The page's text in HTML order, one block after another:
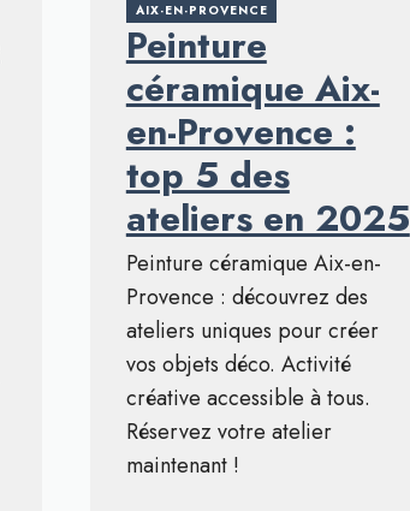
AIX-EN-PROVENCE
Peinture
céramique Aix-
en-Provence :
top 5 des
ateliers en 2025
Peinture céramique Aix-en-
Provence : découvrez des
ateliers uniques pour créer
vos objets déco. Activité
créative accessible à tous.
Réservez votre atelier
maintenant !